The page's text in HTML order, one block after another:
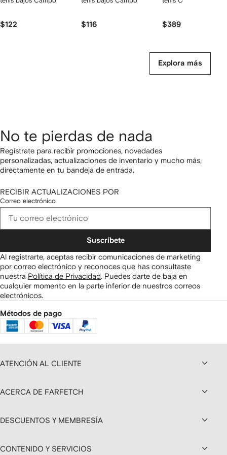
$122 $116 $389
Explora más
No te pierdas de nada
Regístrate para recibir promociones, novedades
personalizadas, actualizaciones de inventario y mucho más,
directamente en tu bandeja de entrada.
RECIBIR ACTUALIZACIONES POR
Correo electrónico
Suscríbete
Al registrarte, aceptas recibir comunicaciones de marketing
por correo electrónico y reconoces que has consultaste
nuestra Política de Privacidad Puedes darte de baja en
cualquier momento en la parte inferior de nuestros correos
electrónicos.
Métodos de pago
ATENCIÓN AL CLIENTE
ACERCA DE FARFETCH
DESCUENTOS Y MEMBRESÍA
CONTENIDO Y SERVICIOS